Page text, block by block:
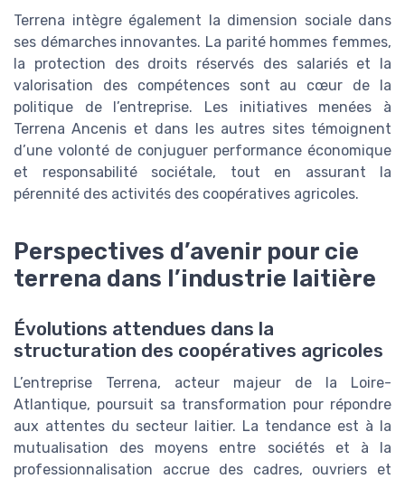
Terrena intègre également la dimension sociale dans
ses démarches innovantes. La parité hommes femmes,
la protection des droits réservés des salariés et la
valorisation des compétences sont au cœur de la
politique de l’entreprise. Les initiatives menées à
Terrena Ancenis et dans les autres sites témoignent
d’une volonté de conjuguer performance économique
et responsabilité sociétale, tout en assurant la
pérennité des activités des coopératives agricoles.
Perspectives d’avenir pour cie
terrena dans l’industrie laitière
Évolutions attendues dans la
structuration des coopératives agricoles
L’entreprise Terrena, acteur majeur de la Loire-
Atlantique, poursuit sa transformation pour répondre
aux attentes du secteur laitier. La tendance est à la
mutualisation des moyens entre sociétés et à la
professionnalisation accrue des cadres, ouvriers et